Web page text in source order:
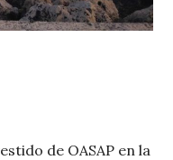
de OASAP en la